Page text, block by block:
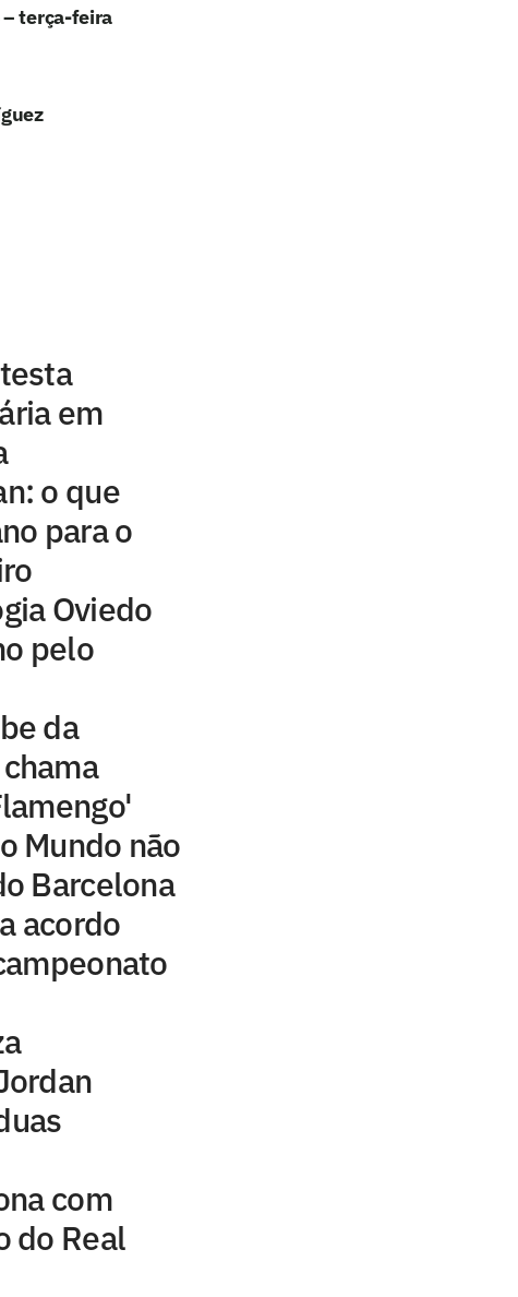
– terça-feira
em
o que
para o
Oviedo
pelo
da
Mundo não
Barcelona
acordo
com
do Real